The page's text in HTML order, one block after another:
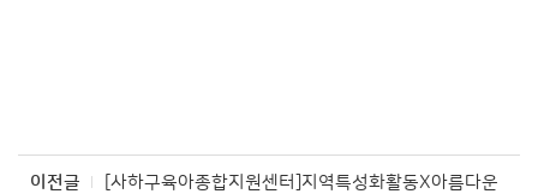
이전글
[사하구육아종합지원센터]지역특성화활동X아름다운